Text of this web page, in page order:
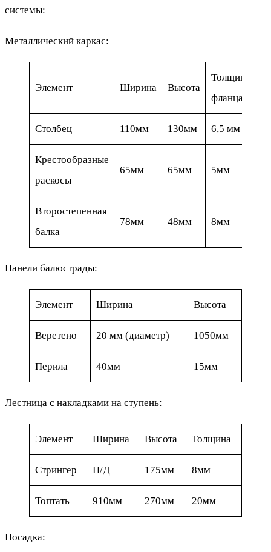
системы:
Металлический каркас:
Элемент Ширина Высота
Толщина
фланца
Столбец 110мм 130мм 6,5 мм
Крестообразные
раскосы
65мм 65мм 5мм
Второстепенная
балка
78мм 48мм 8мм
Панели балюстрады:
Элемент Ширина Высота
Веретено 20 мм (диаметр) 1050мм
Перила 40мм 15мм
Лестница с накладками на ступень:
Элемент Ширина Высота Толщина
Стрингер Н/Д 175мм 8мм
Топтать 910мм 270мм 20мм
Посадка: